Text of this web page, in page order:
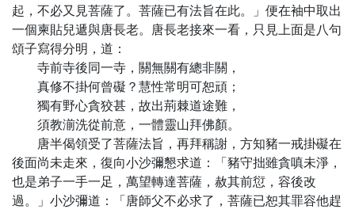
起，不必又見菩薩了。菩薩已有法旨在此。」便在袖中取出
一個柬貼兒遞與唐長老。唐長老接來一看，只見上面是八句
頌子寫得分明，道：
寺前寺後同一寺，關無關有總非關，
真修不掛何曾礙？慧性常明可恕頑；
獨有野心貪狡甚，故出荊棘道途難，
須教湔洗從前意，一體靈山拜佛顏。
唐半偈領受了菩薩法旨，再拜稱謝，方知豬一戒掛礙在
後面尚未走來，復向小沙彌懇求道：「豬守拙雖貪嗔未淨，
也是弟子一手一足，萬望轉達菩薩，赦其前愆，容後改
過。」小沙彌道：「唐師父不必求了，菩薩已恕其罪容他趕